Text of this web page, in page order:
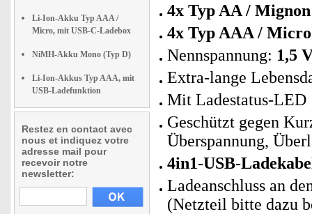
Li-Ion-Akku Typ AAA /
Micro, mit USB-C-Ladebox
NiMH-Akku Mono (Typ D)
Li-Ion-Akkus Typ AAA, mit
USB-Ladefunktion
Restez en contact avec
nous et indiquez votre
adresse mail pour
recevoir notre
newsletter:
4x Typ AA /
4x Typ AAA /
Nennspannung: 1,5
Extra-lange
Mit Ladestatus-LED
Geschützt gegen
Überspannung,
4in1-USB-
Ladeanschluss an
(Netzteil bitte dazu